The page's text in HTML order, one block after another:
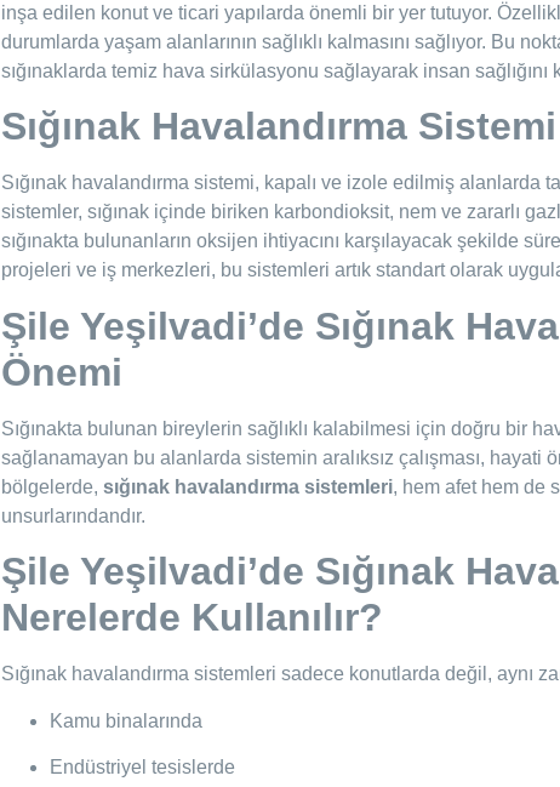
inşa edilen konut ve ticari yapılarda önemli bir yer tutuyor.
durumlarda yaşam alanlarının sağlıklı kalmasını sağlıyor. Bu
sığınaklarda temiz hava sirkülasyonu sağlayarak insan
Sığınak Havalandırma
Sığınak havalandırma sistemi, kapalı ve izole edilmiş alanlarda
sistemler, sığınak içinde biriken karbondioksit, nem ve zararlı
sığınakta bulunanların oksijen ihtiyacını karşılayacak şekilde
projeleri ve iş merkezleri, bu sistemleri artık standart olarak
Şile Yeşilvadi’de Sığınak
Önemi
Sığınakta bulunan bireylerin sağlıklı kalabilmesi için doğru bir
sağlanamayan bu alanlarda sistemin aralıksız çalışması,
bölgelerde, sığınak havalandırma sistemleri, hem afet hem de
unsurlarındandır.
Şile Yeşilvadi’de Sığınak
Nerelerde Kullanılır?
Sığınak havalandırma sistemleri sadece konutlarda değil, aynı
Kamu binalarında
Endüstriyel tesislerde